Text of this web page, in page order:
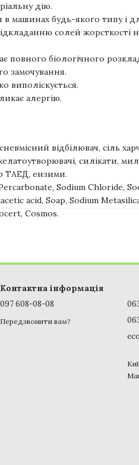
дію.
машинах будь-якого типу і
солей жорсткості
повного біологічного
замочування.
виполіскується.
алергію.
відбілювач, сіль
силікати,
ТАЕД, ензими.
Sodium Chloride,
acid, Soap, Sodium
Cosmos.
Контактна інформація
097 608-08-08
Передзвонити вам?